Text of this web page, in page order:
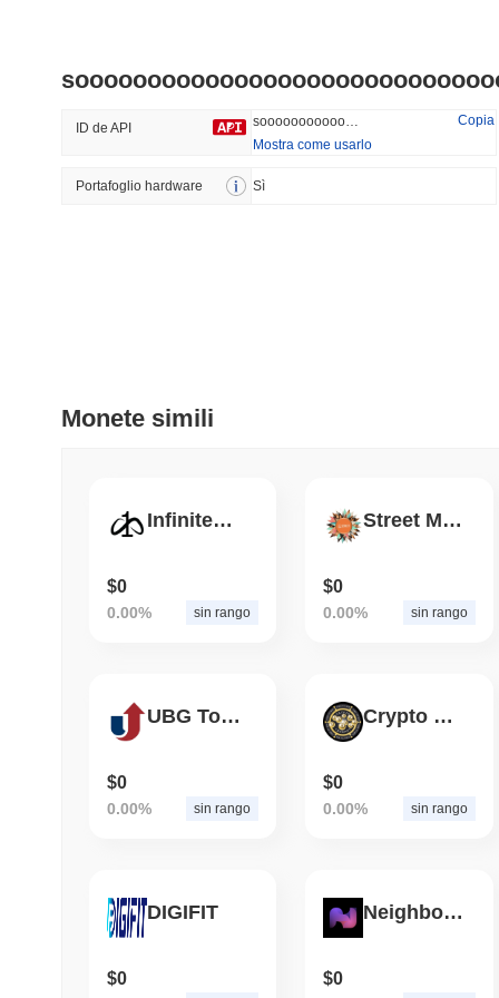
#784 #549
Tendenze
ID de API
Copia
Mostra come usarlo
Portafoglio hardware Sì
Monete simili
InfiniteOne
$0
0.00% sin rango
Street Money
$0
0.00% sin rango
UBG Token
$0
0.00% sin rango
Crypto Jackpot
$0
0.00% sin rango
DIGIFIT
$0
Neighbourhoods
$0